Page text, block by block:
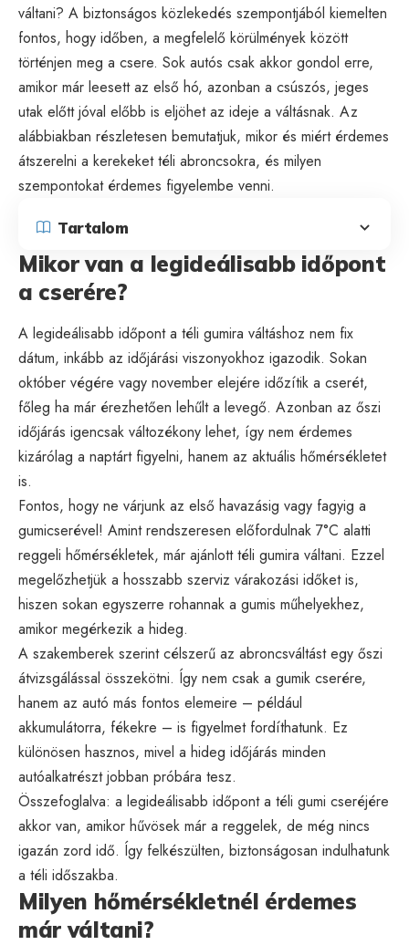
váltani? A biztonságos közlekedés szempontjából kiemelten
fontos, hogy időben, a megfelelő körülmények között
történjen meg a csere. Sok autós csak akkor gondol erre,
amikor már leesett az első hó, azonban a csúszós, jeges
utak előtt jóval előbb is eljöhet az ideje a váltásnak. Az
alábbiakban részletesen bemutatjuk, mikor és miért érdemes
átszerelni a kerekeket téli abroncsokra, és milyen
szempontokat érdemes figyelembe venni.
Tartalom
Mikor van a legideálisabb időpont
a cserére?
A legideálisabb időpont a téli gumira váltáshoz nem fix
dátum, inkább az időjárási viszonyokhoz igazodik. Sokan
október végére vagy november elejére időzítik a cserét,
főleg ha már érezhetően lehűlt a levegő. Azonban az őszi
időjárás igencsak változékony lehet, így nem érdemes
kizárólag a naptárt figyelni, hanem az aktuális hőmérsékletet
is.
Fontos, hogy ne várjunk az első havazásig vagy fagyig a
gumicserével! Amint rendszeresen előfordulnak 7°C alatti
reggeli hőmérsékletek, már ajánlott téli gumira váltani. Ezzel
megelőzhetjük a hosszabb szerviz várakozási időket is,
hiszen sokan egyszerre rohannak a gumis műhelyekhez,
amikor megérkezik a hideg.
A szakemberek szerint célszerű az abroncsváltást egy őszi
átvizsgálással összekötni. Így nem csak a gumik cserére,
hanem az autó más fontos elemeire – például
akkumulátorra, fékekre – is figyelmet fordíthatunk. Ez
különösen hasznos, mivel a hideg időjárás minden
autóalkatrészt jobban próbára tesz.
Összefoglalva: a legideálisabb időpont a téli gumi cseréjére
akkor van, amikor hűvösek már a reggelek, de még nincs
igazán zord idő. Így felkészülten, biztonságosan indulhatunk
a téli időszakba.
Milyen hőmérsékletnél érdemes
már váltani?